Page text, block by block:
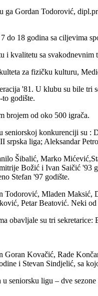
Gordan Todorović,
do 18 godina sa ciljevima
i kvalitetu sa
za fizičku kulturu,
'81. U klubu su bile
godište.
brojem od oko 500 igrača.
konkurenciji su
srpska liga; Aleksandar
Šibalić, Marko
Božić i Ivan Saičić
Stefan '97 godište.
Todorović, Mladen
Petar Beatović. Neki
obavljale su tri
Kovačić, Rade
i Stevan Sindjelić, sa
seniorsku ligu – dve